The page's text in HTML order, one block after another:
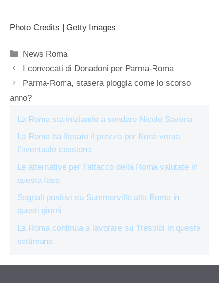
Photo Credits | Getty Images
Categorie
News Roma
I convocati di Donadoni per Parma-Roma
Parma-Roma, stasera pioggia come lo scorso
anno?
La Roma sta iniziando a sondare Nicolò Savona
La Roma ha fissato il prezzo per Koné verso
l’eventuale cessione
Le alternative per l’attacco della Roma valutate in
questa fase
Segnali positivi su Summerville alla Roma in
questi giorni
La Roma continua a lavorare su Tresoldi in queste
settimane